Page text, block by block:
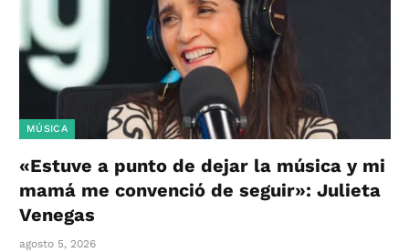
MÚSICA
«Estuve a punto de dejar la música y mi
mamá me convenció de seguir»: Julieta
Venegas
agosto 5, 2026